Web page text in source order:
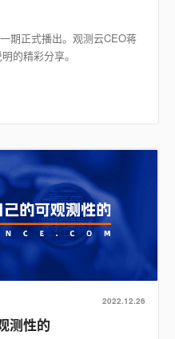
期正式播出。观测云CEO蒋
的精彩分享。
2022.12.26
测性的